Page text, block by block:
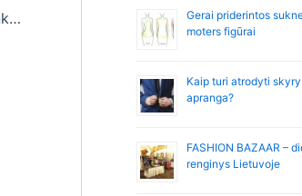
Kokią technologiją vertimui pasirenka vertėjai?
Gerai priderintos
moters figūrai
Kaip turi atrodyti
apranga?
FASHION BAZAAR –
renginys Lietuvoje